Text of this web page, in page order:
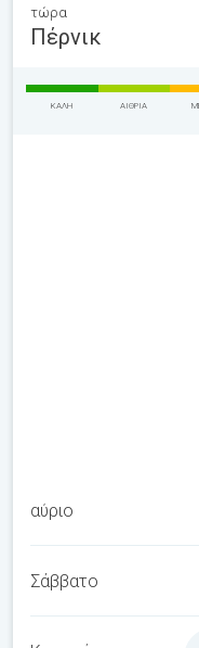
τώρα
Πέρνικ
ΚΑΛΉ ΑΊΘΡΙΑ
αύριο
Σάββατο